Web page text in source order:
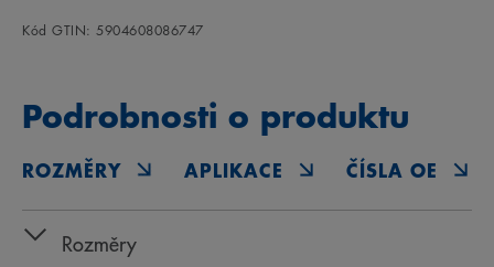
Kód GTIN: 5904608086747
Podrobnosti o produktu
ROZMĚRY APLIKACE ČÍSLA OE
Rozměry